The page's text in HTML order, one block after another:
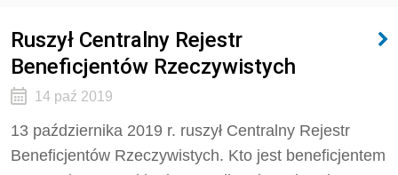
Ruszył Centralny Rejestr
Beneficjentów Rzeczywistych
14 paź 2019
13 października 2019 r. ruszył Centralny Rejestr
Beneficjentów Rzeczywistych. Kto jest beneficjentem